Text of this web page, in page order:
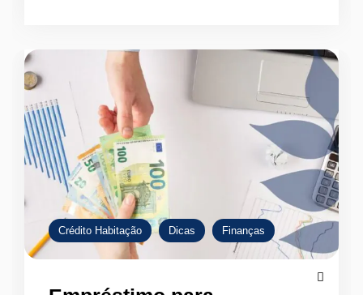
Funciona
Qual
o
Melhor
Crédito Habitação Dicas Finanças